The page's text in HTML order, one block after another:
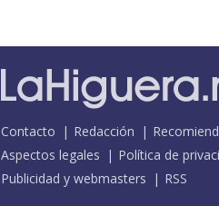
Contacto Redacción
Aspectos legales
Política de
Publicidad y webmasters
RSS